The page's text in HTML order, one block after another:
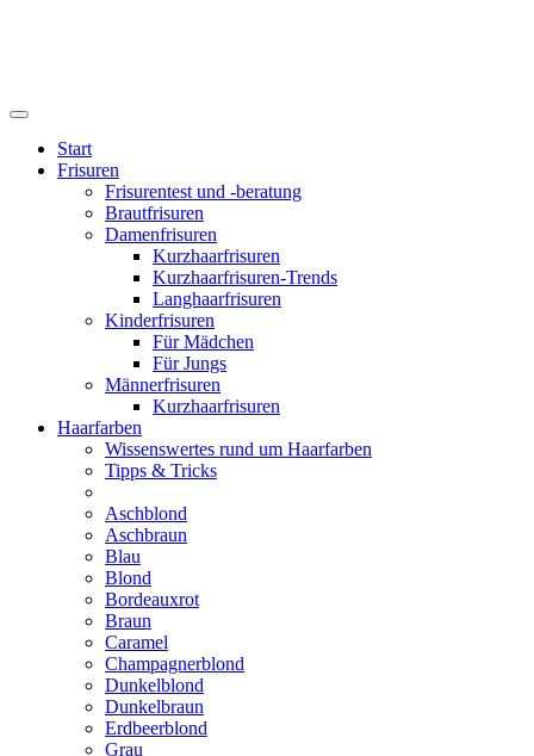
Start
Frisuren
Frisurentest und -beratung
Brautfrisuren
Damenfrisuren
Kurzhaarfrisuren
Kurzhaarfrisuren-Trends
Langhaarfrisuren
Kinderfrisuren
Für Mädchen
Für Jungs
Männerfrisuren
Kurzhaarfrisuren
Haarfarben
Wissenswertes rund um Haarfarben
Tipps & Tricks
Aschblond
Aschbraun
Blau
Blond
Bordeauxrot
Braun
Caramel
Champagnerblond
Dunkelblond
Dunkelbraun
Erdbeerblond
Grau